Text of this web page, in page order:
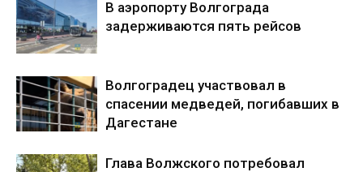
В аэропорту Волгограда
задерживаются пять рейсов
Волгоградец участвовал в
спасении медведей, погибавших в
Дагестане
Глава Волжского потребовал